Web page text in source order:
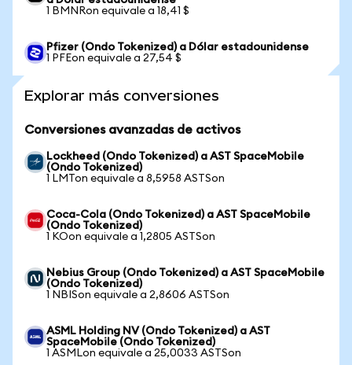
1 BMNRon equivale a 18,41 $
Pfizer (Ondo Tokenized) a Dólar estadounidense
1 PFEon equivale a 27,54 $
Explorar más conversiones
Conversiones avanzadas de activos
Lockheed (Ondo Tokenized) a AST SpaceMobile
(Ondo Tokenized)
1 LMTon equivale a 8,5958 ASTSon
Coca-Cola (Ondo Tokenized) a AST SpaceMobile
(Ondo Tokenized)
1 KOon equivale a 1,2805 ASTSon
Nebius Group (Ondo Tokenized) a AST SpaceMobile
(Ondo Tokenized)
1 NBISon equivale a 2,8606 ASTSon
ASML Holding NV (Ondo Tokenized) a AST
SpaceMobile (Ondo Tokenized)
1 ASMLon equivale a 25,0033 ASTSon